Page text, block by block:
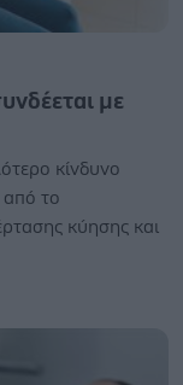
με
κίνδυνο
από το
κύησης και